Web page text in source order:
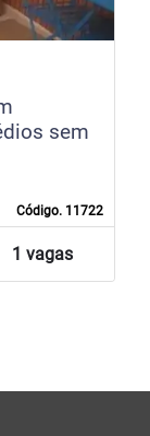
Código. 11722
sem
1 vagas